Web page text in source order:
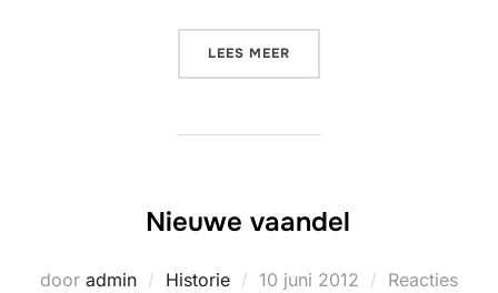
LEES MEER
Nieuwe vaandel
door admin Historie
Geplaatst
10 juni 2012
Reacties